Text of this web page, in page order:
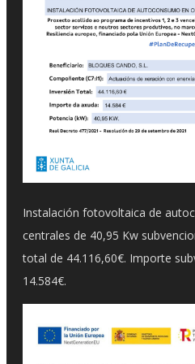
Instalación fotovoltaica de
centrales de 40,95 Kw
total de 44.116,60€. Importe
14.584€.